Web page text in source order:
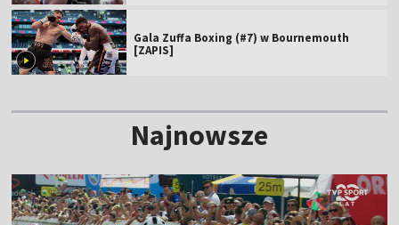
Gala Zuffa Boxing (#7) w Bournemouth
[ZAPIS]
Najnowsze